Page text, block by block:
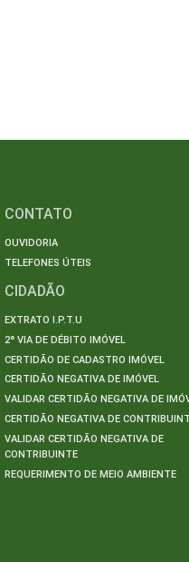
CONTATO
OUVIDORIA
TELEFONES ÚTEIS
CIDADÃO
EXTRATO I.P.T.U
2ª VIA DE DÉBITO IMÓVEL
CERTIDÃO DE CADASTRO IMÓVEL
CERTIDÃO NEGATIVA DE IMÓVEL
VALIDAR CERTIDÃO NEGATIVA DE
CERTIDÃO NEGATIVA DE
VALIDAR CERTIDÃO NEGATIVA DE
CONTRIBUINTE
REQUERIMENTO DE MEIO AMBIENTE